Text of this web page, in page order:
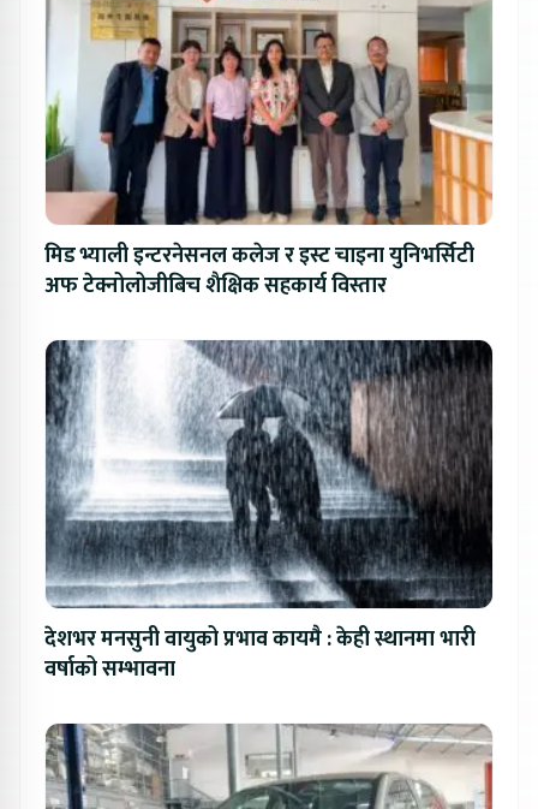
मिड भ्याली इन्टरनेसनल कलेज र इस्ट चाइना युनिभर्सिटी
अफ टेक्नोलोजीबिच शैक्षिक सहकार्य विस्तार
देशभर मनसुनी वायुको प्रभाव कायमै : केही स्थानमा भारी
वर्षाको सम्भावना